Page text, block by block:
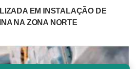
EM INSTALAÇÃO DE
NA ZONA NORTE